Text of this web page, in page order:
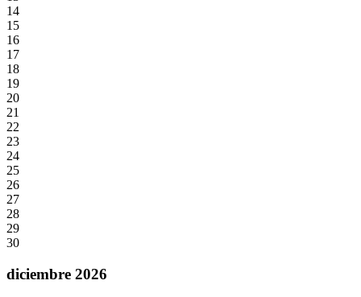
14
15
16
17
18
19
20
21
22
23
24
25
26
27
28
29
30
diciembre 2026